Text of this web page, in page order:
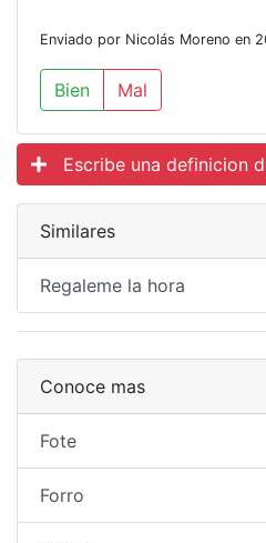
Enviado por Nicolás Moreno en
Bien Mal
Escribe una definicion
Similares
Regaleme la hora
Conoce mas
Fote
Forro